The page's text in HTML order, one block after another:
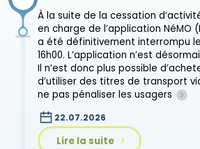
À la suite de la cessation
en charge de l’application NéMO
a été définitivement interrompu le
16h00. L’application n’est
Il n’est donc plus possible
d’utiliser des titres de transport
ne pas pénaliser les usagers
Lire la suite
22.07.2026